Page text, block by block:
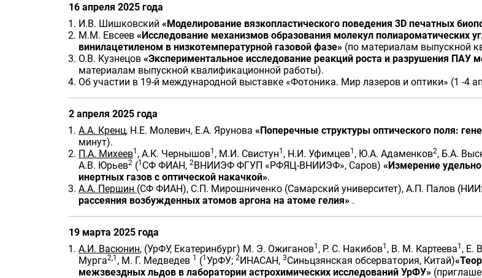
16 апреля 2025 года
И.В. Шишковский «Моделирование вязкопластического поведения 3D печатных
М.М. Евсеев «Исследование механизмов образования молекул полиароматических
винилацетиленом в низкотемпературной газовой фазе» (по материалам выпускной
О.В. Кузнецов «Экспериментальное исследование реакций роста и разрушения ПАУ
материалам выпускной квалификационной работы).
Об участии в 19-й международной выставке «Фотоника. Мир лазеров и оптики» (1 -4
2 апреля 2025 года
А.А. Кренц, Н.Е. Молевич, Е.А. Ярунова «Поперечные структуры оптического поля:
минут).
П.А. Михеев1 , А.К. Чернышов1 , М.И. Свистун1 , Н.И. Уфимцев1 , Ю.А. Адаменков2, Б.А.
А.В. Юрьев2 (1 СФ ФИАН, 2ВНИИЭФ ФГУП «РФЯЦ-ВНИИЭФ», Саров) «Измерение
инертных газов с оптической накачкой».
А.А. Першин (СФ ФИАН), С.П. Мирошниченко (Самарский университет), А.П. Палов
рассеяния возбужденных атомов аргона на атоме гелия» .
19 марта 2025 года
А.И. Васюнин, (УрФУ, Екатеринбург) М. Э. Ожиганов1 , Р. С. Накибов1 , В. М. Картеева1 , Е.
Мурга2,1 , М. Г. Медведев 1 (1 УрФУ; 2ИНАСАН, 3Синьцзянская обсерватория, Китай)
межзвездных льдов в лаборатории астрохимических исследований УрФУ»